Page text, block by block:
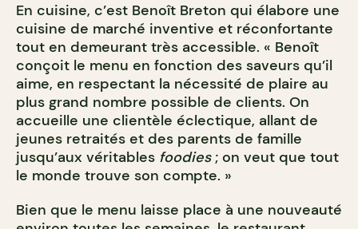
En cuisine, c’est Benoît Breton qui élabore une
cuisine de marché inventive et réconfortante
tout en demeurant très accessible. « Benoît
conçoit le menu en fonction des saveurs qu’il
aime, en respectant la nécessité de plaire au
plus grand nombre possible de clients. On
accueille une clientèle éclectique, allant de
jeunes retraités et des parents de famille
jusqu’aux véritables foodies; on veut que tout
le monde trouve son compte. »
Bien que le menu laisse place à une nouveauté